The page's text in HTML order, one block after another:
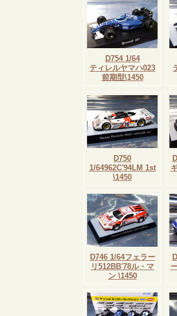
D754 1/64
ティレルヤマハ023
前期型\1450
D750
1/64962C'94LM 1st
\1450
D746 1/64フェラー
リ512BB'78ル・マ
ン \1450